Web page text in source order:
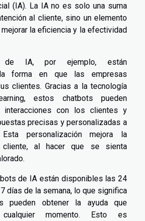
(IA). La IA no es solo una suma
al cliente, sino un elemento
la eficiencia y la efectividad
de IA, por ejemplo, están
la forma en que las empresas
clientes. Gracias a la tecnología
estos chatbots pueden
interacciones con los clientes y
precisas y personalizadas a
personalización mejora la
cliente, al hacer que se sienta
de IA están disponibles las 24
días de la semana, lo que significa
pueden obtener la ayuda que
momento. Esto es